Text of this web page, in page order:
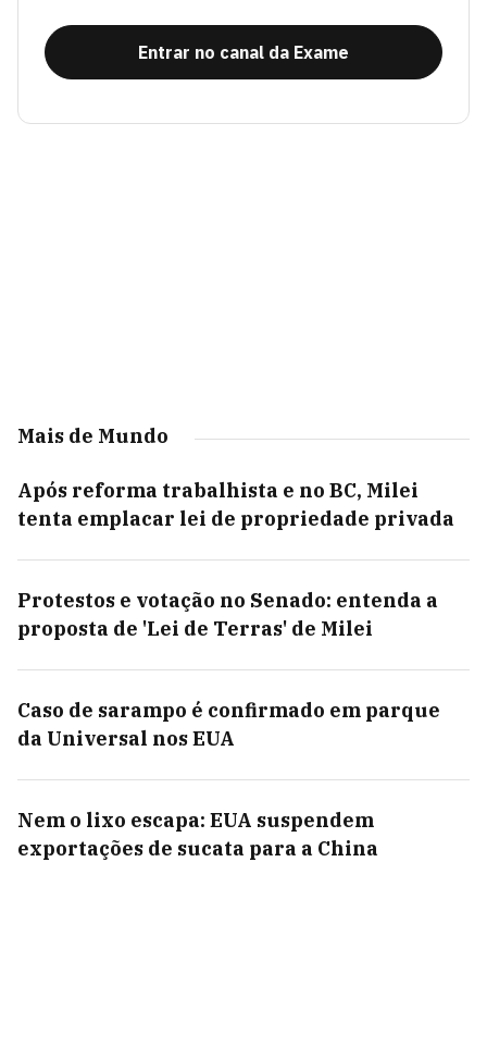
Entrar no canal da Exame
Mais de Mundo
Após reforma trabalhista e no BC, Milei
tenta emplacar lei de propriedade privada
Protestos e votação no Senado: entenda a
proposta de 'Lei de Terras' de Milei
Caso de sarampo é confirmado em parque
da Universal nos EUA
Nem o lixo escapa: EUA suspendem
exportações de sucata para a China